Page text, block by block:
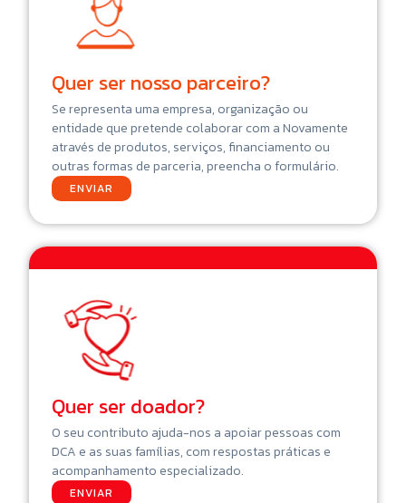
Quer ser nosso parceiro?
Se representa uma empresa, organização ou
entidade que pretende colaborar com a Novamente
através de produtos, serviços, financiamento ou
outras formas de parceria, preencha o formulário.
ENVIAR
Quer ser doador?
O seu contributo ajuda-nos a apoiar pessoas com
DCA e as suas famílias, com respostas práticas e
acompanhamento especializado.
ENVIAR